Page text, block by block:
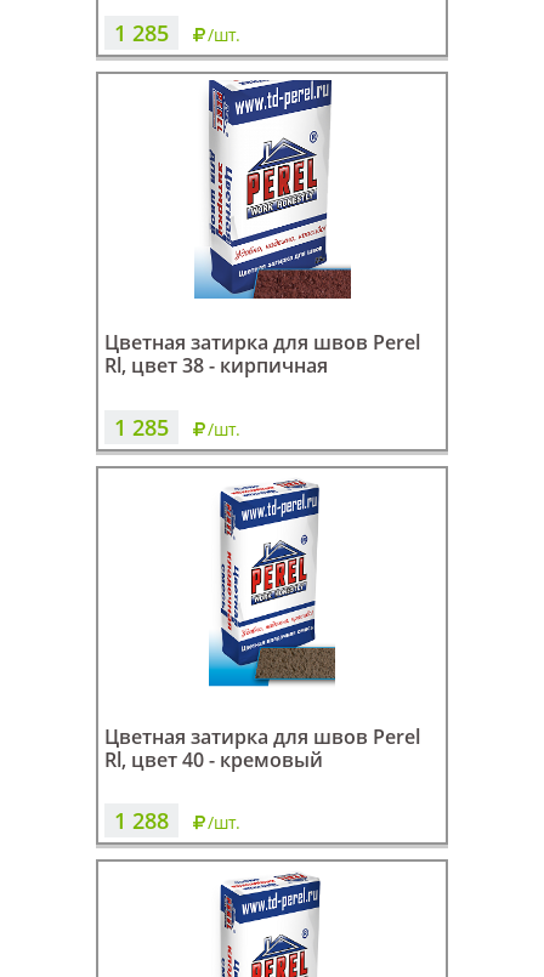
1 285 /шт.
Цветная затирка для швов Perel
Rl, цвет 38 - кирпичная
1 285 /шт.
Цветная затирка для швов Perel
Rl, цвет 40 - кремовый
1 288 /шт.